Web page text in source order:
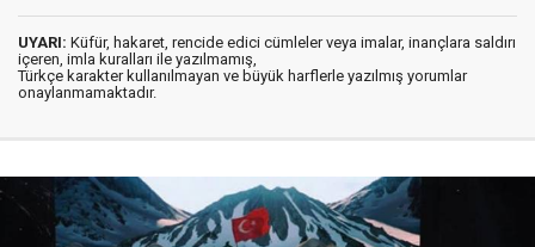
UYARI: Küfür, hakaret, rencide edici cümleler veya imalar, inançlara saldırı
içeren, imla kuralları ile yazılmamış,
Türkçe karakter kullanılmayan ve büyük harflerle yazılmış yorumlar
onaylanmamaktadır.